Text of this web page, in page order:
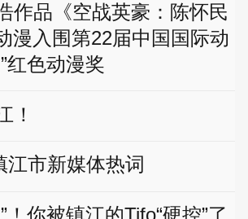
作品《空战英豪：陈怀民
漫入围第22届中国国际动
红色动漫奖
！
江市新媒体热词
！你被镇江的Tifo“硬控”了